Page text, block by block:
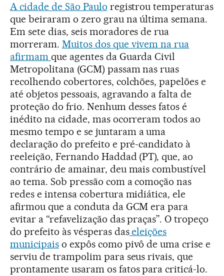
A cidade de São Paulo registrou temperaturas
que beiraram o zero grau na última semana.
Em sete dias, seis moradores de rua
morreram. Muitos dos que vivem na rua
afirmam que agentes da Guarda Civil
Metropolitana (GCM) passam nas ruas
recolhendo cobertores, colchões, papelões e
até objetos pessoais, agravando a falta de
proteção do frio. Nenhum desses fatos é
inédito na cidade, mas ocorreram todos ao
mesmo tempo e se juntaram a uma
declaração do prefeito e pré-candidato à
reeleição, Fernando Haddad (PT), que, ao
contrário de amainar, deu mais combustível
ao tema. Sob pressão com a comoção nas
redes e intensa cobertura midiática, ele
afirmou que a conduta da GCM era para
evitar a “refavelização das praças”. O tropeço
do prefeito às vésperas daseleições
municipaiso expôs como pivô de uma crise e
serviu de trampolim para seus rivais, que
prontamente usaram os fatos para criticá-lo.